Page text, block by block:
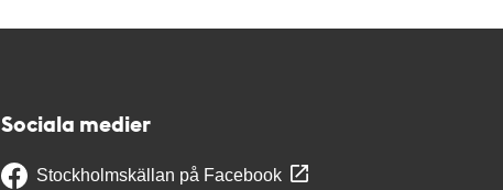
Sociala medier
Stockholmskällan på Facebook